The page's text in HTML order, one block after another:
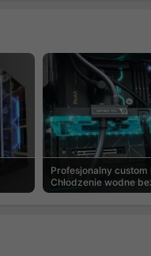
Profesjonalny custom
Chłodzenie wodne